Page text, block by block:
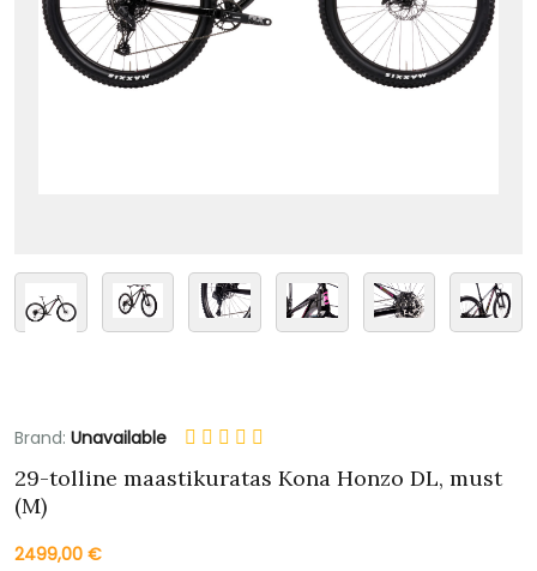
Brand: Unavailable
29-tolline maastikuratas Kona Honzo DL, must
(M)
2499,00 €